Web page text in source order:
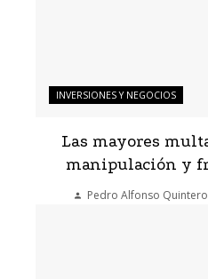
INVERSIONES Y NEGOCIOS
Las mayores
manipulación y
Pedro Alfonso Quintero